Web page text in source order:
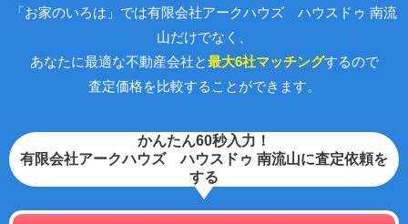
「お家のいろは」では有限会社アークハウズ ハウスドゥ 南流
山だけでなく、
あなたに最適な不動産会社と最大6社マッチングするので
査定価格を比較することができます。
かんたん60秒入力！
有限会社アークハウズ ハウスドゥ 南流山に査定依頼を
する